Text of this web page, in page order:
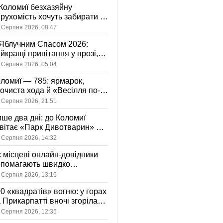
безхазяйну
хочуть забирати у
громади: що це
Серпня 2026, 08:47
Спасом 2026:
привітання у прозі,
та картинках
Серпня 2026, 05:04
— 785: ярмарок,
хода й «Весілля по-
— чим
День міста
Серпня 2026, 21:51
два дні: до Коломиї
«Парк Дивотварин» — і
безкоштовний
Серпня 2026, 14:32
місцеві онлайн-довідники
швидко
послуги у своєму
Серпня 2026, 13:16
«квадратів» вогню: у горах
Прикарпатті вночі згоріла
є постраждала
Серпня 2026, 12:35